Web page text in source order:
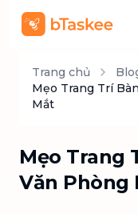
Trang chủ
Mẹo Trang Trí
Mắt
Mẹo Trang
Văn Phòng